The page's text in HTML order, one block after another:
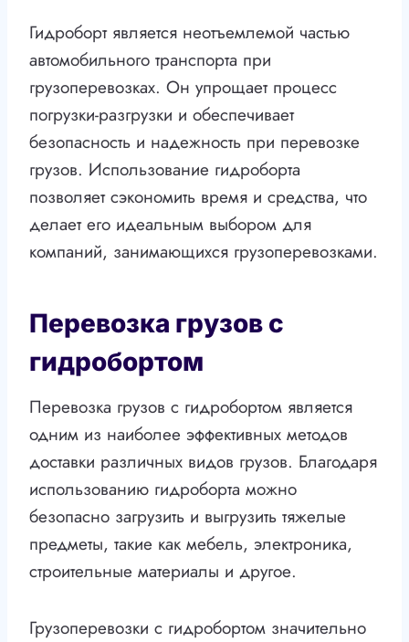
Гидроборт является неотъемлемой частью
автомобильного транспорта при
грузоперевозках. Он упрощает процесс
погрузки-разгрузки и обеспечивает
безопасность и надежность при перевозке
грузов. Использование гидроборта
позволяет сэкономить время и средства, что
делает его идеальным выбором для
компаний, занимающихся грузоперевозками.
Перевозка грузов с
гидробортом
Перевозка грузов с гидробортом является
одним из наиболее эффективных методов
доставки различных видов грузов. Благодаря
использованию гидроборта можно
безопасно загрузить и выгрузить тяжелые
предметы, такие как мебель, электроника,
строительные материалы и другое.
Грузоперевозки с гидробортом значительно